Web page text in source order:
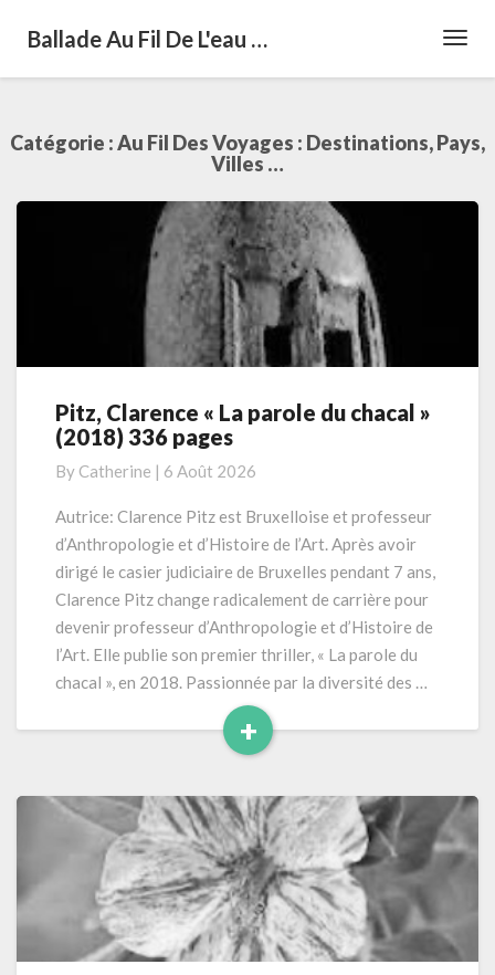
Ballade Au Fil De L'eau …
Catégorie :Au Fil Des Voyages : Destinations, Pays,
Villes …
Pitz,
Clarence
parole
du
chacal »
(2018)
336
pages
Pitz, Clarence « La parole du chacal »
(2018) 336 pages
By Catherine | 6 Août 2026
Autrice: Clarence Pitz est Bruxelloise et professeur
d’Anthropologie et d’Histoire de l’Art. Après avoir
dirigé le casier judiciaire de Bruxelles pendant 7 ans,
Clarence Pitz change radicalement de carrière pour
devenir professeur d’Anthropologie et d’Histoire de
l’Art. Elle publie son premier thriller, « La parole du
chacal », en 2018. Passionnée par la diversité des …
+
Read